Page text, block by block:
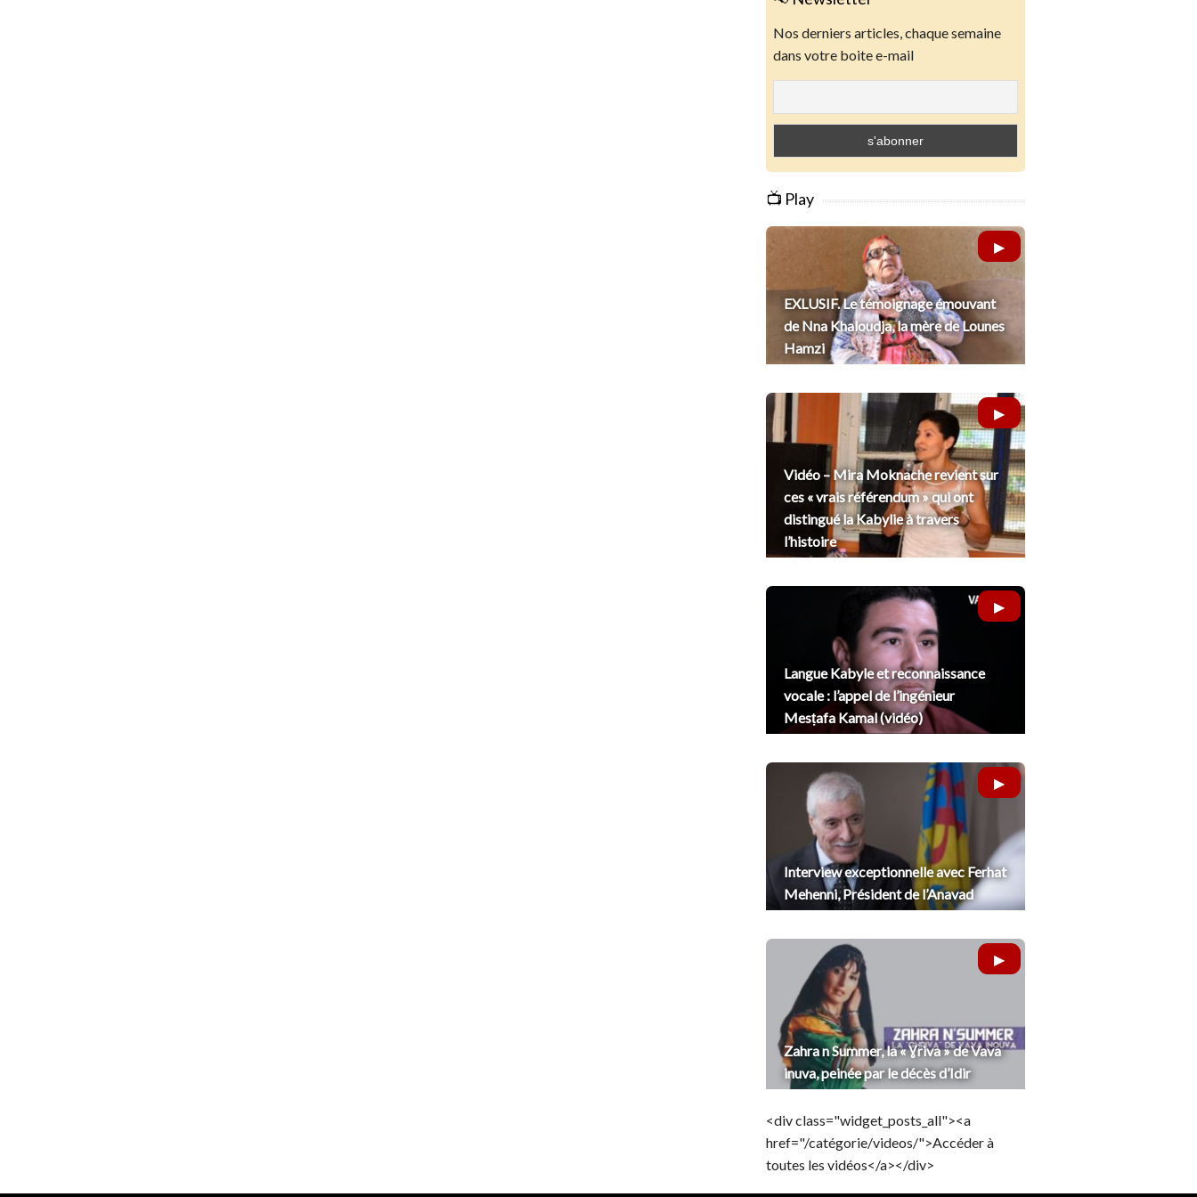
Nos derniers articles, chaque semaine
dans votre boite e-mail
📺 Play
EXLUSIF. Le témoignage émouvant
de Nna Khaloudja, la mère de Lounes
Hamzi
Vidéo – Mira Moknache revient sur
ces « vrais référendum » qui ont
distingué la Kabylie à travers
l’histoire
Langue Kabyle et reconnaissance
vocale : l’appel de l’ingénieur
Mesṭafa Kamal (vidéo)
Interview exceptionnelle avec Ferhat
Mehenni, Président de l’Anavad
Zahra n Summer, la « Ɣriva » de Vava
inuva, peinée par le décès d’Idir
<div class="widget_posts_all"><a
href="/catégorie/videos/">Accéder à
toutes les vidéos</a></div>